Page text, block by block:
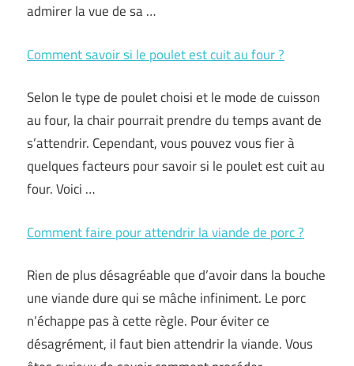
admirer la vue de sa …
Comment savoir si le poulet est cuit au four ?
Selon le type de poulet choisi et le mode de cuisson
au four, la chair pourrait prendre du temps avant de
s’attendrir. Cependant, vous pouvez vous fier à
quelques facteurs pour savoir si le poulet est cuit au
four. Voici …
Comment faire pour attendrir la viande de porc ?
Rien de plus désagréable que d’avoir dans la bouche
une viande dure qui se mâche infiniment. Le porc
n’échappe pas à cette règle. Pour éviter ce
désagrément, il faut bien attendrir la viande. Vous